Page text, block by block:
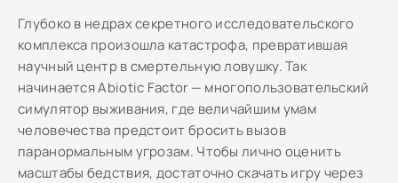
Глубоко в недрах секретного исследовательского
комплекса произошла катастрофа, превратившая
научный центр в смертельную ловушку. Так
начинается Abiotic Factor — многопользовательский
симулятор выживания, где величайшим умам
человечества предстоит бросить вызов
паранормальным угрозам. Чтобы лично оценить
масштабы бедствия, достаточно скачать игру через